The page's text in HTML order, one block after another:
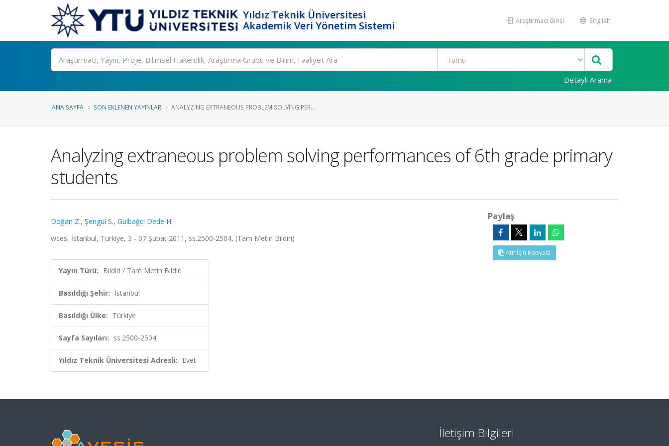
Yıldız Teknik Üniversitesi
Akademik Veri Yönetim Sistemi
Araştırmacı Girişi English
Ara
Detaylı Arama
ANA SAYFA SON EKLENEN YAYINLAR ANALYZING EXTRANEOUS PROBLEM SOLVING PER...
Analyzing extraneous problem solving performances of 6th grade primary
students
Doğan Z., Şengül S., Gülbağcı Dede H.
wces, İstanbul, Türkiye, 3 - 07 Şubat 2011, ss.2500-2504, (Tam Metin Bildiri)
Yayın Türü: Bildiri / Tam Metin Bildiri
Basıldığı Şehir: İstanbul
Basıldığı Ülke: Türkiye
Sayfa Sayıları: ss.2500-2504
Yıldız Teknik Üniversitesi Adresli: Evet
Paylaş
Atıf İçin Kopyala
İletişim Bilgileri